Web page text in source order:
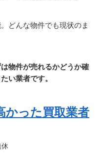
どんな物件でも現状のま
物件が売れるかどうか確
い業者です。
かった買取業者
休